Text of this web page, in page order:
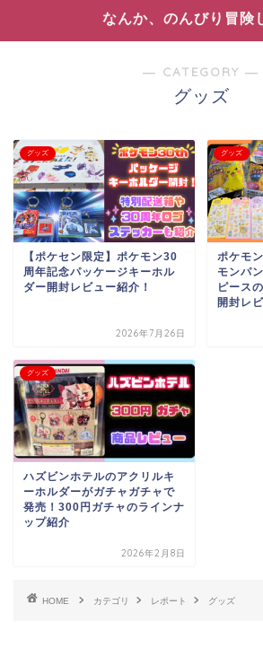
なんか、のんびり冒険
― CATEGORY ―
グッズ
グッズ
【ポケセン限定】ポケモン30
周年記念パッケージキーホル
ダー開封レビュー紹介！
2026年7月26日
グッズ
ポケモ
モンパ
ピース
開封レ
グッズ
ハズビンホテルのアクリルキ
ーホルダーがガチャガチャで
発売！300円ガチャのラインナ
ップ紹介
2026年2月8日
HOME カテゴリ レポート グッズ